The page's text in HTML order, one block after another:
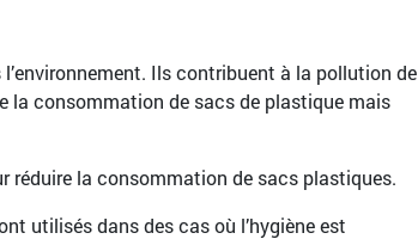
Ils contribuent à la pollution de
la consommation de sacs de plastique mais
réduire la consommation de sacs plastiques.
utilisés dans des cas où l’hygiène est